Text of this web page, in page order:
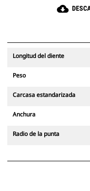
cloud_download
Longitud del diente
Peso
Carcasa estandarizada
Anchura
Radio de la punta